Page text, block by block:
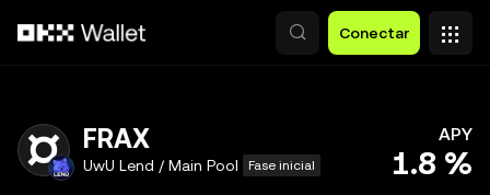
Conectar
FRAX
UwU Lend / Main Pool Fase inicial
APY
1.8 %